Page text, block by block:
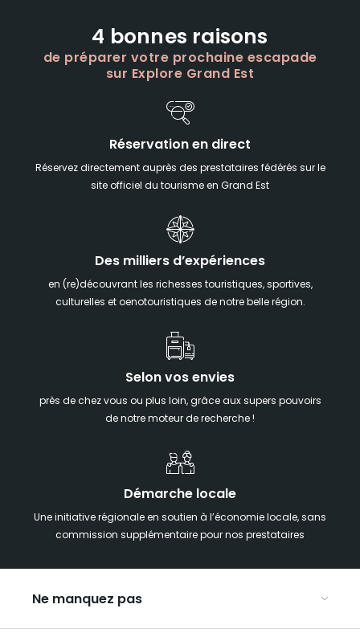
4 bonnes raisons
de préparer votre prochaine escapade
sur Explore Grand Est
Réservation en direct
Réservez directement auprès des prestataires fédérés sur le
site officiel du tourisme en Grand Est
Des milliers d’expériences
en (re)découvrant les richesses touristiques, sportives,
culturelles et oenotouristiques de notre belle région.
Selon vos envies
près de chez vous ou plus loin, grâce aux supers pouvoirs
de notre moteur de recherche !
Démarche locale
Une initiative régionale en soutien à l’économie locale, sans
commission supplémentaire pour nos prestataires
Ne manquez pas